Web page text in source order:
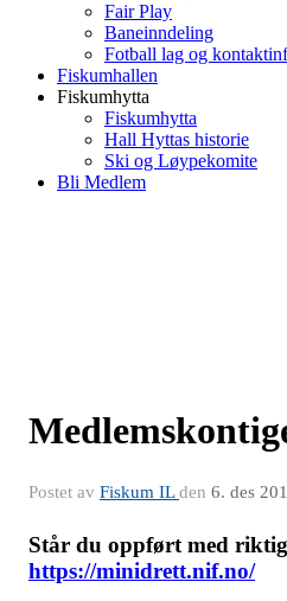
Fair Play
Baneinndeling
Fotball lag og
Fiskumhallen
Fiskumhytta
Fiskumhytta
Hall Hyttas historie
Ski og Løypekomite
Bli Medlem
Postet av Fiskum ILden 6. des
Står du oppført med
https://minidrett.nif.no/